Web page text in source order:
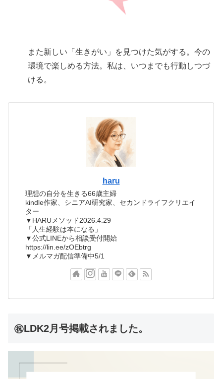
また新しい「生きがい」を見つけた気がする。今の
環境で楽しめる方法。私は、いつまでも行動しつづ
ける。
haru
理想の自分を生きる66歳主婦
kindle作家、シニアAI研究家、セカンドライフクリエイ
ター
▼HARUメソッド2026.4.29
「人生経験は本になる」
▼公式LINEから相談受付開始
https://lin.ee/zOEbtrg
▼メルマガ配信準備中5/1
㊗LDK2月号掲載されました。